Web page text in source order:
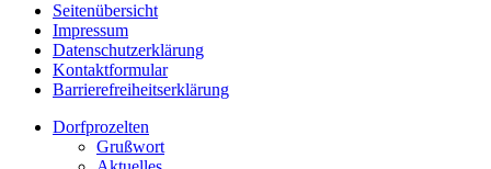
Seitenübersicht
Impressum
Datenschutzerklärung
Kontaktformular
Barrierefreiheitserklärung
Dorfprozelten
Grußwort